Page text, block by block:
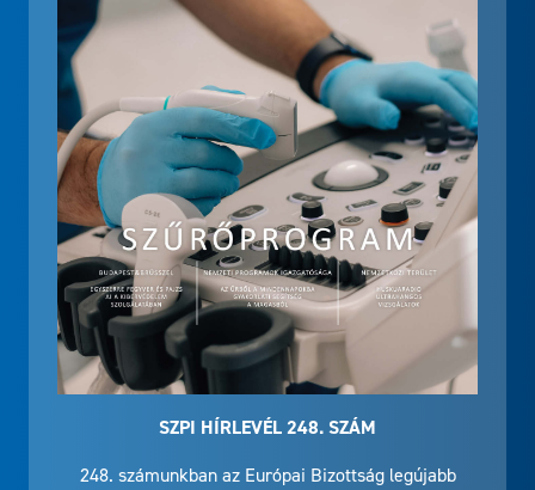
SZPI HÍRLEVÉL 248. SZÁM
248. számunkban az Európai Bizottság legújabb